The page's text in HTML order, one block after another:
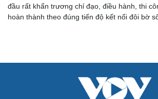
đầu rất khẩn trương chỉ đạo, điều hành, thi
hoàn thành theo đúng tiến độ kết nối đôi bờ